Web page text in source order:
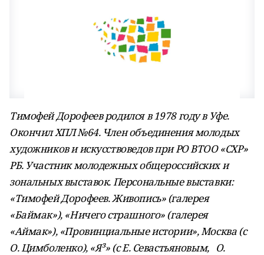
Тимофей Дорофеев родился в 1978 году в Уфе.
Окончил ХПЛ №64. Член объединения молодых
художников и искусствоведов при РО ВТОО «СХР»
РБ. Участник молодежных общероссийских и
зональных выставок. Персональные выставки:
«Тимофей Дорофеев. Живопись» (галерея
«Баймак»), «Ничего страшного» (галерея
«Аймак»), «Провинциальные истории», Москва (с
О. Цимболенко), «Я³» (с Е. Севастьяновым, О.